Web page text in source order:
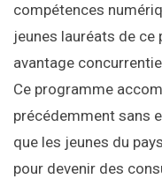
compétences
jeunes lauréats de ce
avantage
Ce programme
précédemment sans
que les jeunes du
pour devenir des